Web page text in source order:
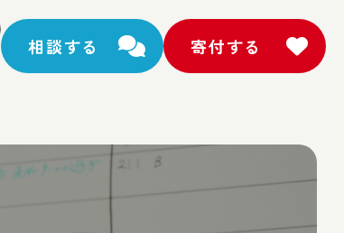
相談する 寄付する